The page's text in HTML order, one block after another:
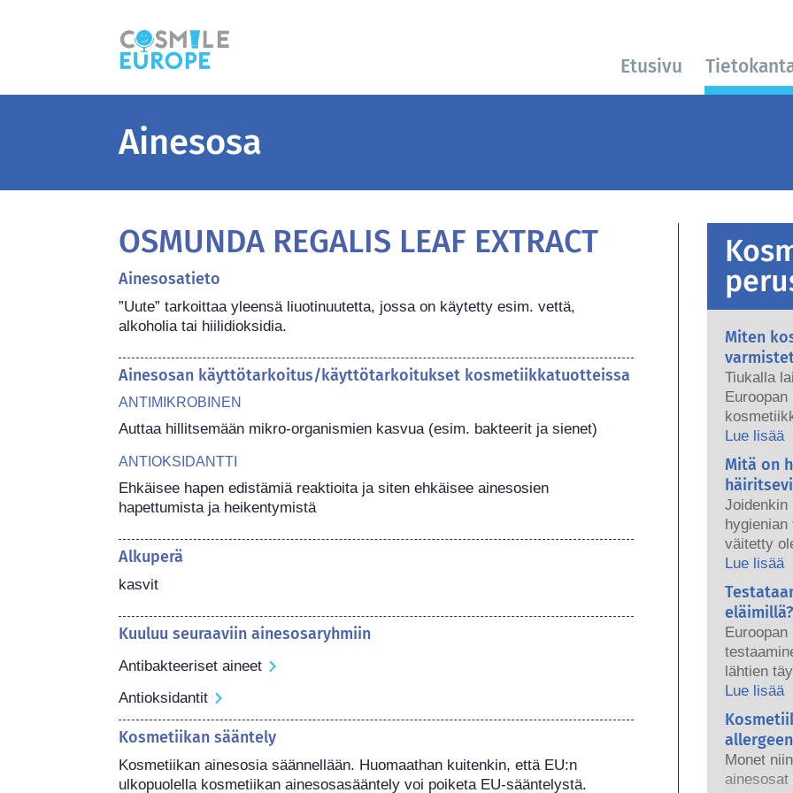
Etusivu
Ainesosa
OSMUNDA REGALIS LEAF EXTRACT
Ainesosatieto
”Uute” tarkoittaa yleensä liuotinuutetta, jossa on käytetty esim. vettä,
alkoholia tai hiilidioksidia.
Ainesosan käyttötarkoitus/käyttötarkoitukset kosmetiikkatuotteissa
ANTIMIKROBINEN
Auttaa hillitsemään mikro-organismien kasvua (esim. bakteerit ja sienet)
ANTIOKSIDANTTI
Ehkäisee hapen edistämiä reaktioita ja siten ehkäisee ainesosien
hapettumista ja heikentymistä
Alkuperä
kasvit
Kuuluu seuraaviin ainesosaryhmiin
Antibakteeriset aineet
Antioksidantit
Kosmetiikan sääntely
Kosmetiikan ainesosia säännellään. Huomaathan kuitenkin, että EU:n
ulkopuolella kosmetiikan ainesosasääntely voi poiketa EU-sääntelystä.
Miten
Tiukalla
tuotteet
ovat
Lue lisää
Mitä on
Joidenkin
väitetty
aineita,
aine voi
häiritsee
vain
osoitettu
Pätevien
Lue lisää
lähtien
aikana –
käyttää
Lue lisää
Monet